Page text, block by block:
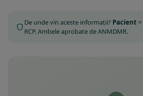
De unde vin aceste informații? Pacient =
RCP. Ambele aprobate de ANMDMR.